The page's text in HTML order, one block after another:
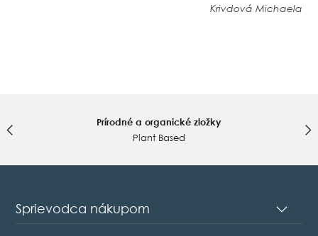
Krivdová Michaela
Prírodné a organické zložky
Sprievodca nákupom